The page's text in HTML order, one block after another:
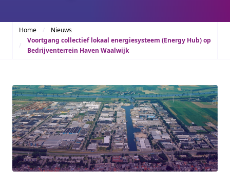
Home
Nieuws
Voortgang collectief lokaal energiesysteem (Energy Hub) op
Bedrijventerrein Haven Waalwijk